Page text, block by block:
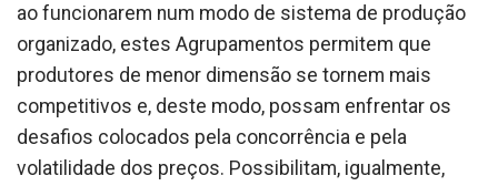
ao funcionarem num modo de sistema de produção
organizado, estes Agrupamentos permitem que
produtores de menor dimensão se tornem mais
competitivos e, deste modo, possam enfrentar os
desafios colocados pela concorrência e pela
volatilidade dos preços. Possibilitam, igualmente,